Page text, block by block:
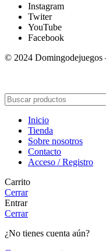
Instagram
Twiter
YouTube
Facebook
© 2024 Domingodejuegos
Inicio
Tienda
Sobre nosotros
Contacto
Acceso / Registro
Carrito
Cerrar
Entrar
Cerrar
¿No tienes cuenta aún?